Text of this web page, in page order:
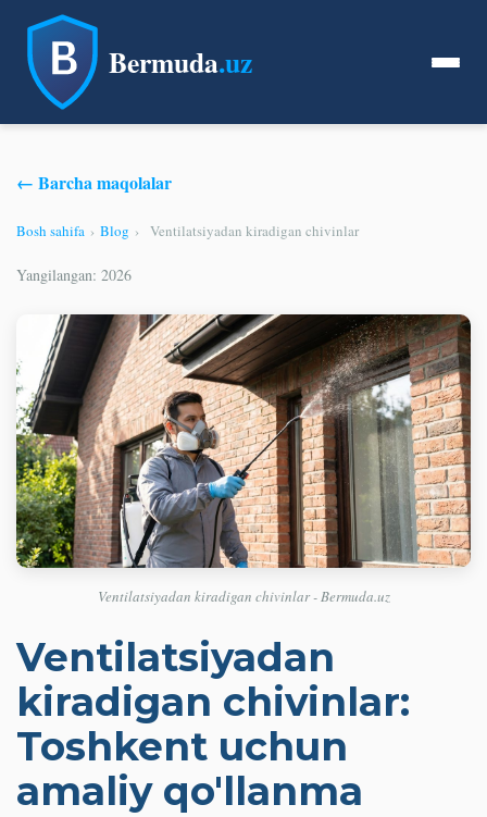
Bermuda.uz
← Barcha maqolalar
Bosh sahifa › Blog › Ventilatsiyadan kiradigan chivinlar
Yangilangan: 2026
Ventilatsiyadan kiradigan chivinlar - Bermuda.uz
Ventilatsiyadan
kiradigan chivinlar:
Toshkent uchun
amaliy qo'llanma